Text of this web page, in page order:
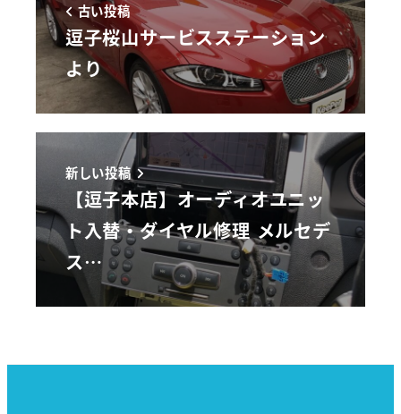
古い投稿
逗子桜山サービスステーション
より
新しい投稿
【逗子本店】オーディオユニッ
ト入替・ダイヤル修理 メルセデ
ス…